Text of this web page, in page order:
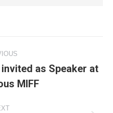
post:
as Speaker at
MIFF